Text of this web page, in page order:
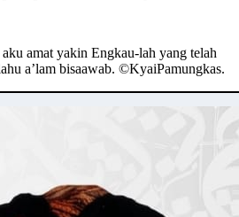
amat yakin Engkau-lah yang telah
a’lam bisaawab. ©️KyaiPamungkas.